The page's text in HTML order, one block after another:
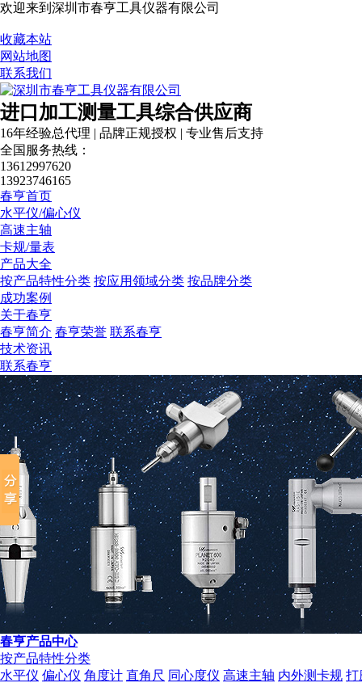
欢迎来到深圳市春亨工具仪器有限公司
收藏本站
网站地图
联系我们
进口加工测量工具综合供应商
16年经验总代理 | 品牌正规授权 | 专业售后支持
全国服务热线：
13612997620
13923746165
春亨首页
水平仪/偏心仪
高速主轴
卡规/量表
产品大全
按产品特性分类 按应用领域分类 按品牌分类
成功案例
关于春亨
春亨简介 春亨荣誉 联系春亨
技术资讯
联系春亨
春亨产品中心
按产品特性分类
水平仪 偏心仪 角度计 直角尺 同心度仪 高速主轴 内外测卡规 打
营业执照
组织机构代码证